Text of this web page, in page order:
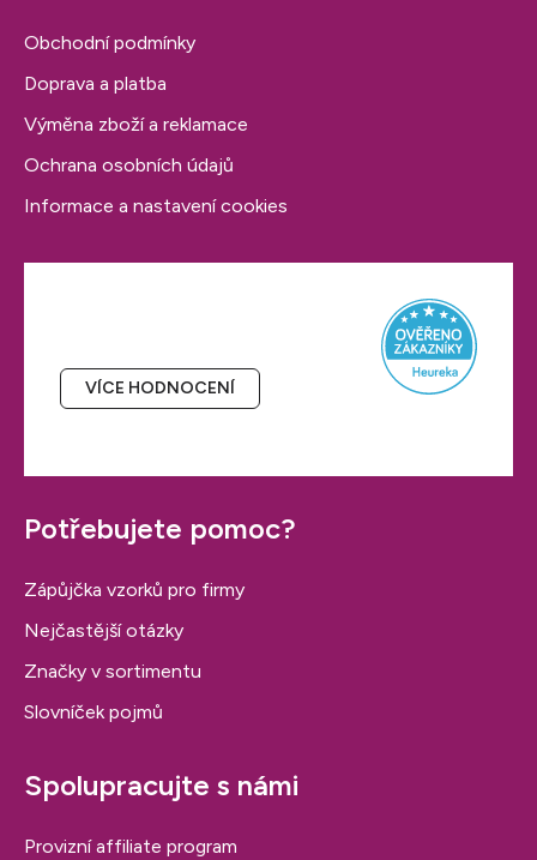
VÍCE HODNOCENÍ
Obchodní podmínky
Doprava a platba
Výměna zboží a reklamace
Ochrana osobních údajů
Informace a nastavení cookies
Potřebujete pomoc?
Zápůjčka vzorků pro firmy
Nejčastější otázky
Značky v sortimentu
Slovníček pojmů
Spolupracujte s námi
Provizní affiliate program